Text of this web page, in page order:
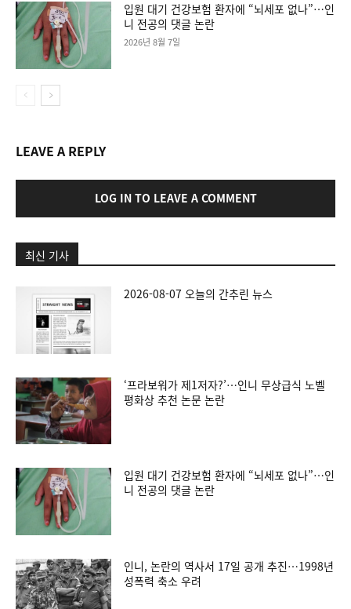
입원 대기 건강보험 환자에 “뇌세포 없나”…인
니 전공의 댓글 논란
2026년 8월 7일
LEAVE A REPLY
LOG IN TO LEAVE A COMMENT
최신 기사
2026-08-07 오늘의 간추린 뉴스
‘프라보워가 제1저자?’…인니 무상급식 노벨
평화상 추천 논문 논란
입원 대기 건강보험 환자에 “뇌세포 없나”…인
니 전공의 댓글 논란
인니, 논란의 역사서 17일 공개 추진…1998년
성폭력 축소 우려